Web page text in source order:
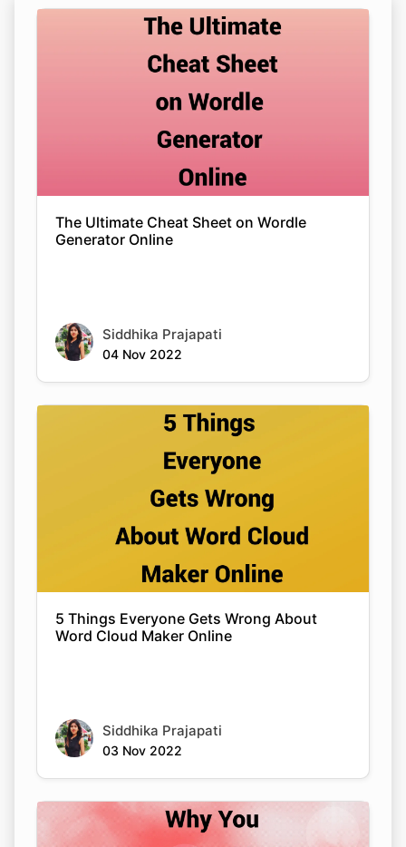
The Ultimate Cheat Sheet on Wordle
Generator Online
Siddhika Prajapati
04 Nov 2022
5 Things Everyone Gets Wrong About
Word Cloud Maker Online
Siddhika Prajapati
03 Nov 2022